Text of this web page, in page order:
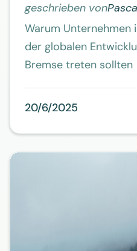
geschrieben von
Warum Unternehmen
der globalen
Bremse treten sollten
20/6/2025